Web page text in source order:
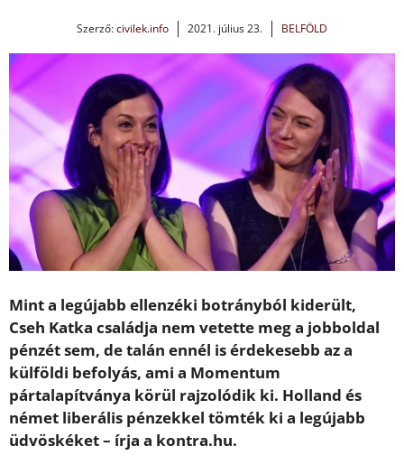
Szerző:civilek.info 2021. július 23. BELFÖLD
Mint a legújabb ellenzéki botrányból kiderült,
Cseh Katka családja nem vetette meg a jobboldal
pénzét sem, de talán ennél is érdekesebb az a
külföldi befolyás, ami a Momentum
pártalapítványa körül rajzolódik ki. Holland és
német liberális pénzekkel tömték ki a legújabb
üdvöskéket – írja a kontra.hu.